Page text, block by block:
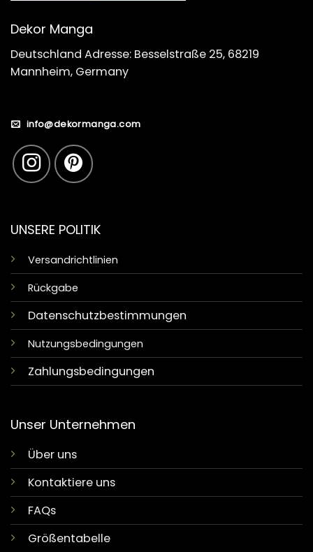
Dekor Manga
Deutschland Adresse: Besselstraße 25, 68219
Mannheim, Germany
info@dekormanga.com
UNSERE POLITIK
Versandrichtlinien
Rückgabe
Datenschutzbestimmungen
Nutzungsbedingungen
Zahlungsbedingungen
Unser Unternehmen
Über uns
Kontaktiere uns
FAQs
Größentabelle